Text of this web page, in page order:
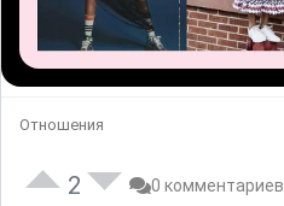
Отношения
2 0 комментариев